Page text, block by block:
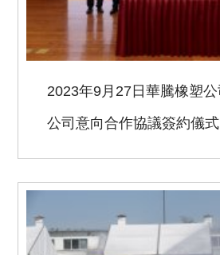
2023年9月27日華騰橡塑
公司意向合作協議簽約儀式